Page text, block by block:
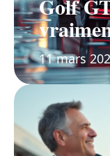
Golf
11 mars